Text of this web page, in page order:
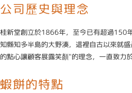
公司歷史與理念
桂新堂創立於1866年，至今已有超過150
知縣知多半島的大野湊，這裡自古以來就
的點心讓顧客展露笑顏"的理念，一直致力
蝦餅的特點